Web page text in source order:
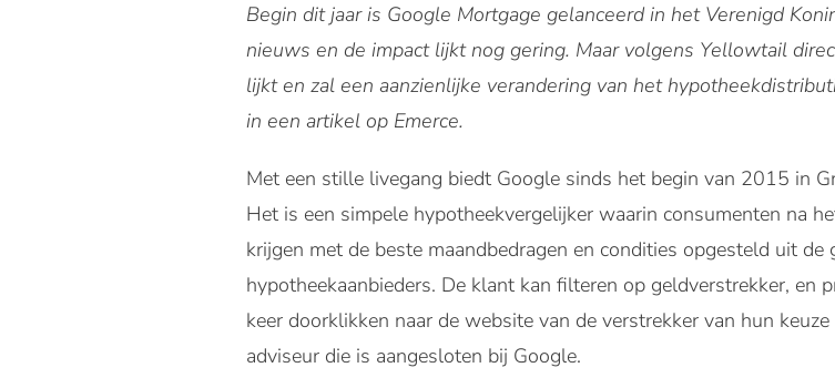
Begin dit jaar is Google Mortgage gelanceerd in het Verenigd
nieuws en de impact lijkt nog gering. Maar volgens Yellowtail
lijkt en zal een aanzienlijke verandering van het
in een artikel op Emerce.
Met een stille livegang biedt Google sinds het begin van 2015 in
Het is een simpele hypotheekvergelijker waarin consumenten na
krijgen met de beste maandbedragen en condities opgesteld uit
hypotheekaanbieders. De klant kan filteren op geldverstrekker, en
keer doorklikken naar de website van de verstrekker van hun
adviseur die is aangesloten bij Google.